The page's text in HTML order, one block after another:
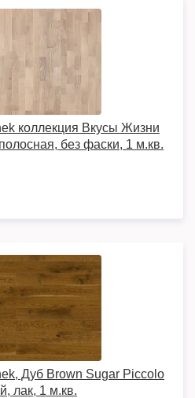
коллекция Вкусы Жизни
без фаски, 1 м.кв.
Дуб Brown Sugar Piccolo
лак, 1 м.кв.